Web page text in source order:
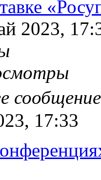
2023,
17:33